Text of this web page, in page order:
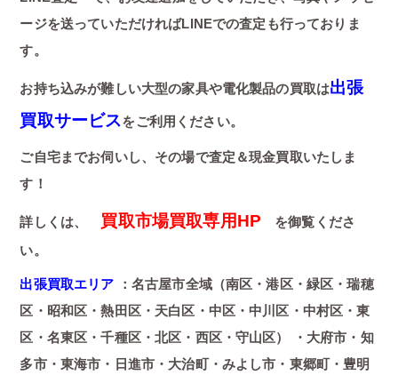
ージを送っていただければLINEでの査定も行っておりま
す。
お持ち込みが難しい大型の家具や電化製品の買取は出張
買取サービスをご利用ください。
ご自宅までお伺いし、その場で査定＆現金買取いたしま
す！
詳しくは、 買取市場買取専用HP を御覧くださ
い。
出張買取エリア ：名古屋市全域（南区・港区・緑区・瑞穂
区・昭和区・熱田区・天白区・中区・中川区・中村区・東
区・名東区・千種区・北区・西区・守山区） ・大府市・知
多市・東海市・日進市・大治町・みよし市・東郷町・豊明